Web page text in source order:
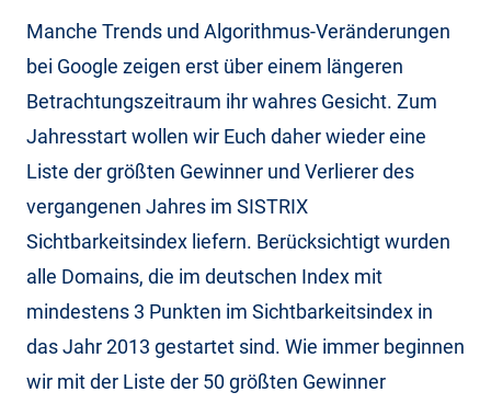
Manche Trends und Algorithmus-Veränderungen
bei Google zeigen erst über einem längeren
Betrachtungszeitraum ihr wahres Gesicht. Zum
Jahresstart wollen wir Euch daher wieder eine
Liste der größten Gewinner und Verlierer des
vergangenen Jahres im SISTRIX
Sichtbarkeitsindex liefern. Berücksichtigt wurden
alle Domains, die im deutschen Index mit
mindestens 3 Punkten im Sichtbarkeitsindex in
das Jahr 2013 gestartet sind. Wie immer beginnen
wir mit der Liste der 50 größten Gewinner